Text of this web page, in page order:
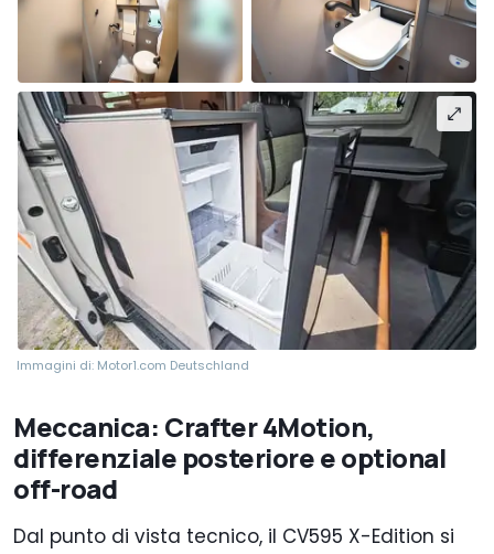
Immagini di: Motor1.com Deutschland
Meccanica: Crafter 4Motion,
differenziale posteriore e optional
off-road
Dal punto di vista tecnico, il CV595 X-Edition si